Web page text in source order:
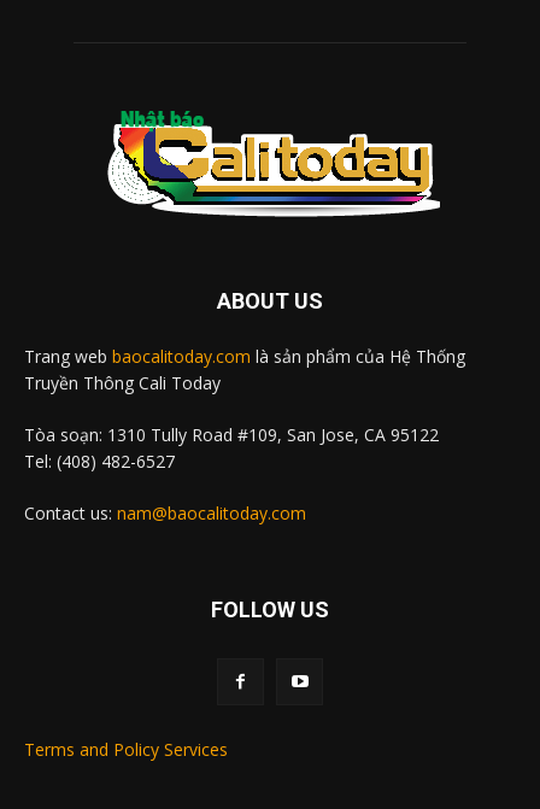
ABOUT US
Trang web baocalitoday.com là sản phẩm của Hệ Thống
Truyền Thông Cali Today
Tòa soạn: 1310 Tully Road #109, San Jose, CA 95122
Tel: (408) 482-6527
Contact us: nam@baocalitoday.com
FOLLOW US
Terms and Policy Services